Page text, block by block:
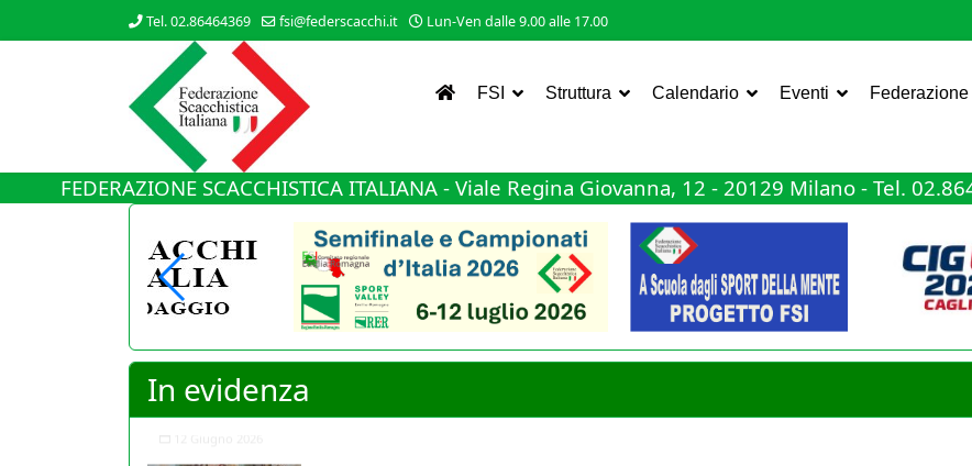
Tel. 02.86464369 fsi@federscacchi.it Lun-Ven dalle 9.00 alle 17.00
FSI Struttura Calendario Eventi
FEDERAZIONE SCACCHISTICA ITALIANA - Viale Regina Giovanna, 12 - 20129 Milano - Tel.
In evidenza